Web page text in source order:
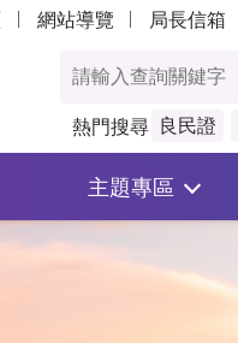
網站導覽 局長信箱
熱門搜尋 良民證
主題專區